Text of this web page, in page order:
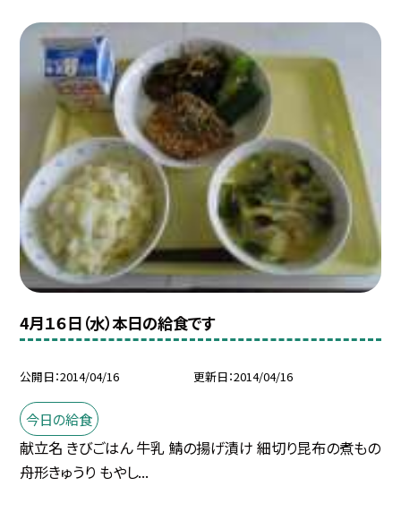
4月１６日（水）本日の給食です
公開日 2014/04/16 更新日 2014/04/16
今日の給食
献立名 きびごはん 牛乳 鯖の揚げ漬け 細切り昆布の煮もの
舟形きゅうり もやし...